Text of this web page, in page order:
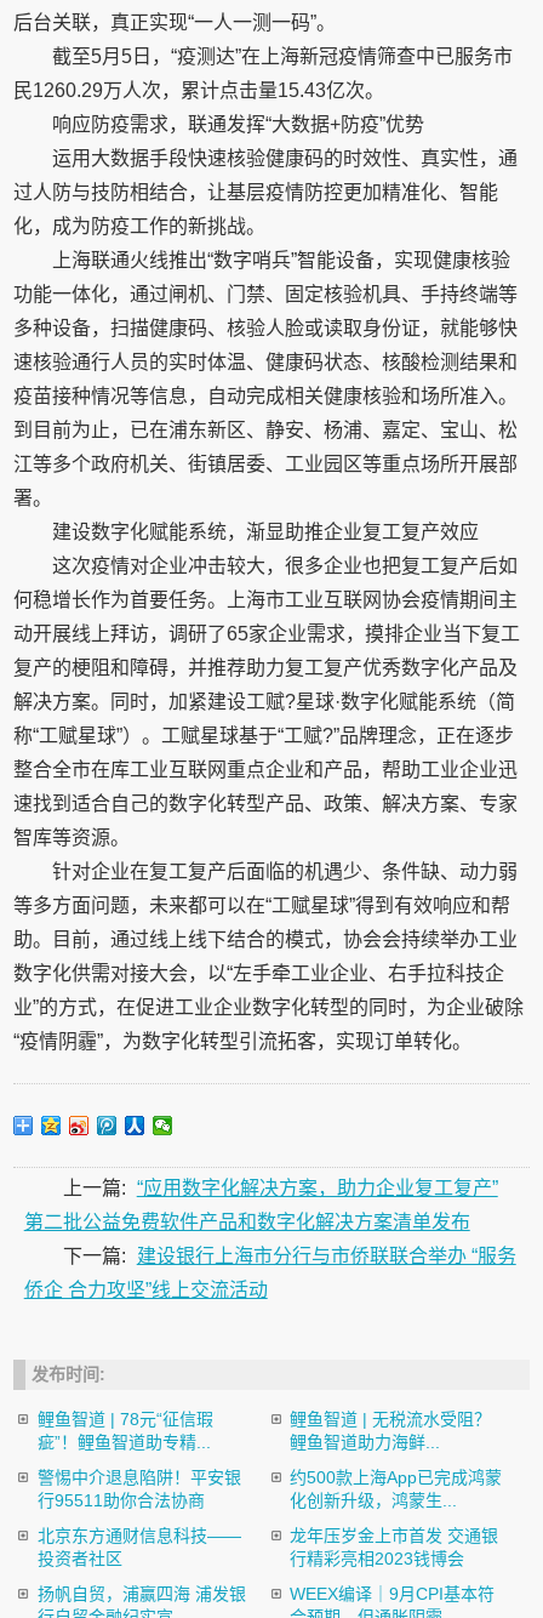
后台关联，真正实现“一人一测一码”。
截至5月5日，“疫测达”在上海新冠疫情筛查中已服务市
民1260.29万人次，累计点击量15.43亿次。
响应防疫需求，联通发挥“大数据+防疫”优势
运用大数据手段快速核验健康码的时效性、真实性，通
过人防与技防相结合，让基层疫情防控更加精准化、智能
化，成为防疫工作的新挑战。
上海联通火线推出“数字哨兵”智能设备，实现健康核验
功能一体化，通过闸机、门禁、固定核验机具、手持终端等
多种设备，扫描健康码、核验人脸或读取身份证，就能够快
速核验通行人员的实时体温、健康码状态、核酸检测结果和
疫苗接种情况等信息，自动完成相关健康核验和场所准入。
到目前为止，已在浦东新区、静安、杨浦、嘉定、宝山、松
江等多个政府机关、街镇居委、工业园区等重点场所开展部
署。
建设数字化赋能系统，渐显助推企业复工复产效应
这次疫情对企业冲击较大，很多企业也把复工复产后如
何稳增长作为首要任务。上海市工业互联网协会疫情期间主
动开展线上拜访，调研了65家企业需求，摸排企业当下复工
复产的梗阻和障碍，并推荐助力复工复产优秀数字化产品及
解决方案。同时，加紧建设工赋?星球·数字化赋能系统（简
称“工赋星球”）。工赋星球基于“工赋?”品牌理念，正在逐步
整合全市在库工业互联网重点企业和产品，帮助工业企业迅
速找到适合自己的数字化转型产品、政策、解决方案、专家
智库等资源。
针对企业在复工复产后面临的机遇少、条件缺、动力弱
等多方面问题，未来都可以在“工赋星球”得到有效响应和帮
助。目前，通过线上线下结合的模式，协会会持续举办工业
数字化供需对接大会，以“左手牵工业企业、右手拉科技企
业”的方式，在促进工业企业数字化转型的同时，为企业破除
“疫情阴霾”，为数字化转型引流拓客，实现订单转化。
上一篇: “应用数字化解决方案，助力企业复工复产”
第二批公益免费软件产品和数字化解决方案清单发布
下一篇:
建设银行上海市分行与市侨联联合举办 “服务
侨企 合力攻坚”线上交流活动
发布时间:
鲤鱼智道 | 78元“征信瑕
疵”！鲤鱼智道助专精...
鲤鱼智道 | 无税流水受阻？
鲤鱼智道助力海鲜...
警惕中介退息陷阱！平安银
行95511助你合法协商
约500款上海App已完成鸿蒙
化创新升级，鸿蒙生...
北京东方通财信息科技——
投资者社区
龙年压岁金上市首发 交通银
行精彩亮相2023钱博会
扬帆自贸，浦赢四海 浦发银
​WEEX编译｜9月CPI基本符